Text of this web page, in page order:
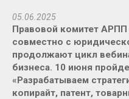
05.06.2025
Правовой комитет
совместно с
продолжают цикл
бизнеса. 10 июня
«Разрабатываем
копирайт, патент,